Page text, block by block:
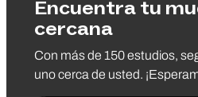
Encuentra tu
cercana
Con más de 150 estudios,
uno cerca de usted.